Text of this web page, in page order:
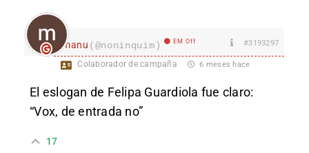
manu (@noninquim) EM Off #3193297
Colaborador de campaña 6 meses hace
El eslogan de Felipa Guardiola fue claro:
“Vox, de entrada no”
17